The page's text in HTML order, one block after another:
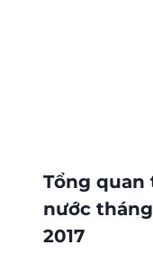
Tổng
nước
2017